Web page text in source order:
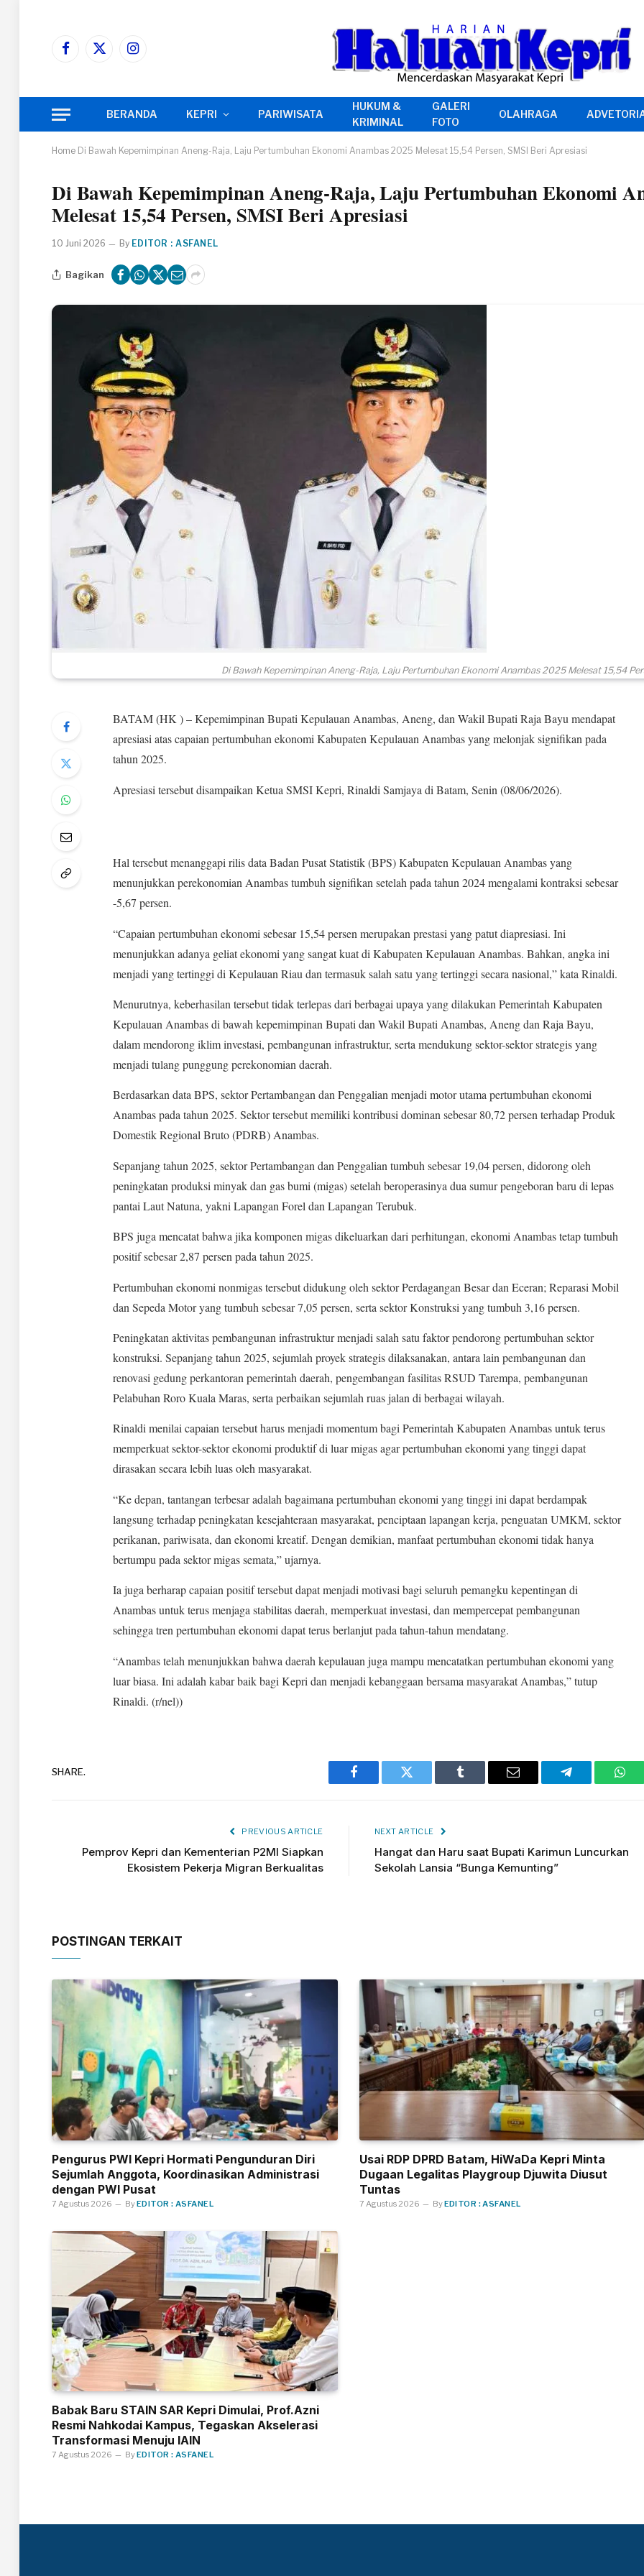
Facebook
X
Instagram
BERANDA KEPRI PARIWISATA
HUKUM &
KRIMINAL
GALERI
FOTO
OLAHRAGA
Home Di Bawah Kepemimpinan Aneng-Raja, Laju Pertumbuhan Ekonomi Anambas 2025 Melesat 15,54 Persen, SMSI Beri Apresiasi
Di Bawah Kepemimpinan Aneng-Raja, Laju Pertumbuhan Ekonomi
Melesat 15,54 Persen, SMSI Beri Apresiasi
10 Juni 2026 By EDITOR : ASFANEL
Bagikan
Di Bawah Kepemimpinan Aneng-Raja, Laju Pertumbuhan Ekonomi Anambas 2025 Melesat 15,54
BATAM (HK ) – Kepemimpinan Bupati Kepulauan Anambas, Aneng, dan Wakil Bupati Raja Bayu mendapat
apresiasi atas capaian pertumbuhan ekonomi Kabupaten Kepulauan Anambas yang melonjak signifikan pada
tahun 2025.
Apresiasi tersebut disampaikan Ketua SMSI Kepri, Rinaldi Samjaya di Batam, Senin (08/06/2026).
Hal tersebut menanggapi rilis data Badan Pusat Statistik (BPS) Kabupaten Kepulauan Anambas yang
menunjukkan perekonomian Anambas tumbuh signifikan setelah pada tahun 2024 mengalami kontraksi sebesar
-5,67 persen.
“Capaian pertumbuhan ekonomi sebesar 15,54 persen merupakan prestasi yang patut diapresiasi. Ini
menunjukkan adanya geliat ekonomi yang sangat kuat di Kabupaten Kepulauan Anambas. Bahkan, angka ini
menjadi yang tertinggi di Kepulauan Riau dan termasuk salah satu yang tertinggi secara nasional,” kata Rinaldi.
Menurutnya, keberhasilan tersebut tidak terlepas dari berbagai upaya yang dilakukan Pemerintah Kabupaten
Kepulauan Anambas di bawah kepemimpinan Bupati dan Wakil Bupati Anambas, Aneng dan Raja Bayu,
dalam mendorong iklim investasi, pembangunan infrastruktur, serta mendukung sektor-sektor strategis yang
menjadi tulang punggung perekonomian daerah.
Berdasarkan data BPS, sektor Pertambangan dan Penggalian menjadi motor utama pertumbuhan ekonomi
Anambas pada tahun 2025. Sektor tersebut memiliki kontribusi dominan sebesar 80,72 persen terhadap Produk
Domestik Regional Bruto (PDRB) Anambas.
Sepanjang tahun 2025, sektor Pertambangan dan Penggalian tumbuh sebesar 19,04 persen, didorong oleh
peningkatan produksi minyak dan gas bumi (migas) setelah beroperasinya dua sumur pengeboran baru di lepas
pantai Laut Natuna, yakni Lapangan Forel dan Lapangan Terubuk.
BPS juga mencatat bahwa jika komponen migas dikeluarkan dari perhitungan, ekonomi Anambas tetap tumbuh
positif sebesar 2,87 persen pada tahun 2025.
Pertumbuhan ekonomi nonmigas tersebut didukung oleh sektor Perdagangan Besar dan Eceran; Reparasi Mobil
dan Sepeda Motor yang tumbuh sebesar 7,05 persen, serta sektor Konstruksi yang tumbuh 3,16 persen.
Peningkatan aktivitas pembangunan infrastruktur menjadi salah satu faktor pendorong pertumbuhan sektor
konstruksi. Sepanjang tahun 2025, sejumlah proyek strategis dilaksanakan, antara lain pembangunan dan
renovasi gedung perkantoran pemerintah daerah, pengembangan fasilitas RSUD Tarempa, pembangunan
Pelabuhan Roro Kuala Maras, serta perbaikan sejumlah ruas jalan di berbagai wilayah.
Rinaldi menilai capaian tersebut harus menjadi momentum bagi Pemerintah Kabupaten Anambas untuk terus
memperkuat sektor-sektor ekonomi produktif di luar migas agar pertumbuhan ekonomi yang tinggi dapat
dirasakan secara lebih luas oleh masyarakat.
“Ke depan, tantangan terbesar adalah bagaimana pertumbuhan ekonomi yang tinggi ini dapat berdampak
langsung terhadap peningkatan kesejahteraan masyarakat, penciptaan lapangan kerja, penguatan UMKM, sektor
perikanan, pariwisata, dan ekonomi kreatif. Dengan demikian, manfaat pertumbuhan ekonomi tidak hanya
bertumpu pada sektor migas semata,” ujarnya.
Ia juga berharap capaian positif tersebut dapat menjadi motivasi bagi seluruh pemangku kepentingan di
Anambas untuk terus menjaga stabilitas daerah, memperkuat investasi, dan mempercepat pembangunan
sehingga tren pertumbuhan ekonomi dapat terus berlanjut pada tahun-tahun mendatang.
“Anambas telah menunjukkan bahwa daerah kepulauan juga mampu mencatatkan pertumbuhan ekonomi yang
luar biasa. Ini adalah kabar baik bagi Kepri dan menjadi kebanggaan bersama masyarakat Anambas,” tutup
Rinaldi. (r/nel))
SHARE.
Facebook Twitter Tumblr Email Telegram
PREVIOUS ARTICLE
Pemprov Kepri dan Kementerian P2MI Siapkan
Ekosistem Pekerja Migran Berkualitas
NEXT ARTICLE
Hangat dan Haru saat Bupati Karimun Luncurkan
Sekolah Lansia “Bunga Kemunting”
POSTINGAN TERKAIT
Pengurus PWI Kepri Hormati Pengunduran Diri
Sejumlah Anggota, Koordinasikan Administrasi
dengan PWI Pusat
7 Agustus 2026 ByEDITOR : ASFANEL
Usai RDP DPRD Batam, HiWaDa Kepri Minta
Dugaan Legalitas Playgroup Djuwita Diusut
Tuntas
7 Agustus 2026 ByEDITOR : ASFANEL
Babak Baru STAIN SAR Kepri Dimulai, Prof.Azni
Resmi Nahkodai Kampus, Tegaskan Akselerasi
Transformasi Menuju IAIN
7 Agustus 2026 ByEDITOR : ASFANEL